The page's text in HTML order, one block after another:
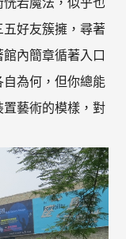
好友簇擁，尋著
內簡章循著入口
為何，但你總能
藝術的模樣，對